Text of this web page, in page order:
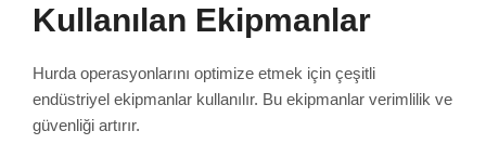
Kullanılan Ekipmanlar
Hurda operasyonlarını optimize etmek için çeşitli
endüstriyel ekipmanlar kullanılır. Bu ekipmanlar verimlilik ve
güvenliği artırır.